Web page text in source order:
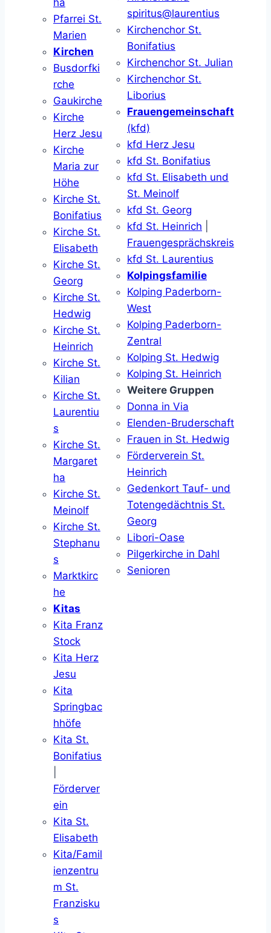
ha
Pfarrei St.
Marien
Kirchen
Busdorfki
rche
Gaukirche
Kirche
Herz Jesu
Kirche
Maria zur
Höhe
Kirche St.
Bonifatius
Kirche St.
Elisabeth
Kirche St.
Georg
Kirche St.
Hedwig
Kirche St.
Heinrich
Kirche St.
Kilian
Kirche St.
Laurentiu
s
Kirche St.
Margaret
ha
Kirche St.
Meinolf
Kirche St.
Stephanu
s
Marktkirc
he
Kitas
Kita Franz
Stock
Kita Herz
Jesu
Kita
Springbac
hhöfe
Kita St.
Bonifatius
Förderver
ein
Kita St.
Elisabeth
Kita/Famil
ienzentru
m St.
Franzisku
s
spiritus@laurentius
Kirchenchor St.
Bonifatius
Kirchenchor St. Julian
Kirchenchor St.
Liborius
Frauengemeinschaft
(kfd)
kfd Herz Jesu
kfd St. Bonifatius
kfd St. Elisabeth und
St. Meinolf
kfd St. Georg
kfd St. Heinrich
Frauengesprächskreis
kfd St. Laurentius
Kolpingsfamilie
Kolping Paderborn-
West
Kolping Paderborn-
Zentral
Kolping St. Hedwig
Kolping St. Heinrich
Weitere Gruppen
Donna in Via
Elenden-Bruderschaft
Frauen in St. Hedwig
Förderverein St.
Heinrich
Gedenkort Tauf- und
Totengedächtnis St.
Georg
Libori-Oase
Pilgerkirche in Dahl
Senioren